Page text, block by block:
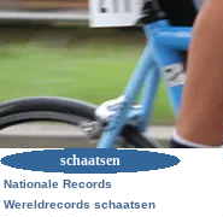
schaatsen
Nationale Records
Wereldrecords schaatsen